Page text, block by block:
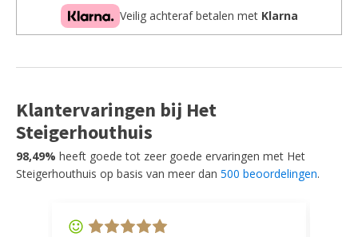
Veilig achteraf betalen met Klarna
Klantervaringen bij Het
Steigerhouthuis
98,49% heeft goede tot zeer goede ervaringen met Het
Steigerhouthuis op basis van meer dan 500 beoordelingen.